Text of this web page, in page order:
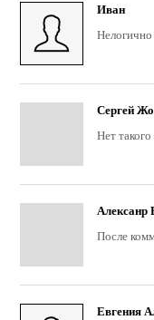
Иван
Сергей
Нет
Алексанр
После
Евгения